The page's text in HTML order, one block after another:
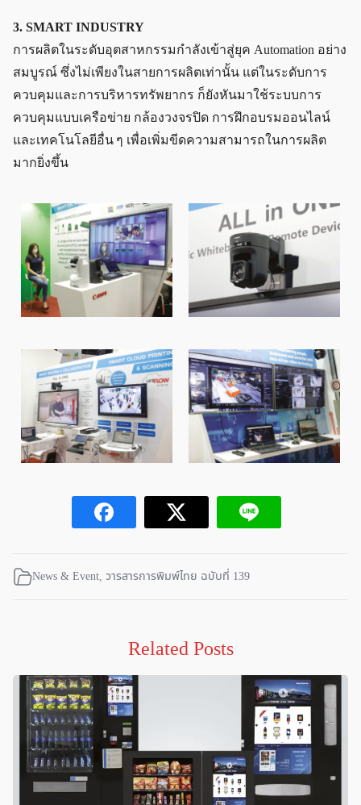
3. SMART INDUSTRY
การผลิตในระดับอุตสาหกรรมกำลังเข้าสู่ยุค Automation อย่าง
สมบูรณ์ ซึ่งไม่เพียงในสายการผลิตเท่านั้น แต่ในระดับการ
ควบคุมและการบริหารทรัพยากร ก็ยังหันมาใช้ระบบการ
ควบคุมแบบเครือข่าย กล้องวงจรปิด การฝึกอบรมออนไลน์
และเทคโนโลยีอื่น ๆ เพื่อเพิ่มขีดความสามารถในการผลิต
มากยิ่งขึ้น
News & Event, วารสารการพิมพ์ไทย ฉบับที่ 139
Related Posts